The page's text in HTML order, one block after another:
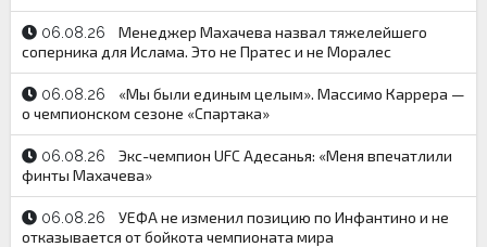
06.08.26
Менеджер Махачева назвал тяжелейшего
соперника для Ислама. Это не Пратес и не Моралес
06.08.26
«Мы были единым целым». Массимо Каррера —
о чемпионском сезоне «Спартака»
06.08.26
Экс-чемпион UFC Адесанья: «Меня впечатлили
финты Махачева»
06.08.26
УЕФА не изменил позицию по Инфантино и не
отказывается от бойкота чемпионата мира